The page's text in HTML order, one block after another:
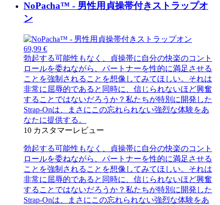
NoPacha™ - 男性用貞操帯付きストラップオ
ン
69,99 €
勃起する可能性もなく、貞操帯に自分の快楽のコント
ロールを委ねながら、パートナーを性的に満足させる
ことを強制されることを想像してみてほしい。それは
非常に屈辱的であると同時に、信じられないほど興奮
することではないだろうか？私たちが特別に開発した
Strap-Onは、まさにこの忘れられない強烈な体験をあ
なたに提供する。
10 カスタマーレビュー
勃起する可能性もなく、貞操帯に自分の快楽のコント
ロールを委ねながら、パートナーを性的に満足させる
ことを強制されることを想像してみてほしい。それは
非常に屈辱的であると同時に、信じられないほど興奮
することではないだろうか？私たちが特別に開発した
Strap-Onは、まさにこの忘れられない強烈な体験をあ